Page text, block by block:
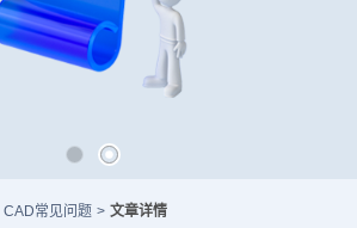
CAD常见问题 > 文章详情